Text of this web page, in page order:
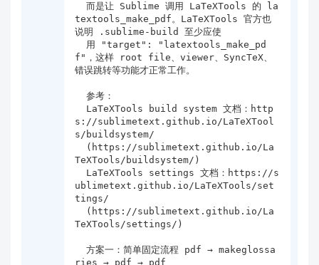
  而是让 Sublime 调用 LaTeXTools 的 la
textools_make_pdf。LaTeXTools 官方也
说明 .sublime-build 至少应使
f"，这样 root file、viewer、SyncTeX、
错误跳转等功能才正常工作。
  参考：
s://sublimetext.github.io/LaTeXTool
s/buildsystem/
TeXTools/buildsystem/)
ublimetext.github.io/LaTeXTools/set
tings/
TeXTools/settings/)
  方案一：简单固定流程 pdf → makeglossa
ries → pdf → pdf